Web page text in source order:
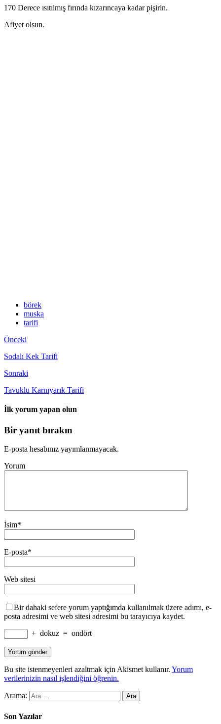
170 Derece ısıtılmış fırında kızarıncaya kadar pişirin.
Afiyet olsun.
börek
muska
tarifi
Önceki
Sodalı Kek Tarifi
Sonraki
Tavuklu Karnıyarık Tarifi
İlk yorum yapan olun
Bir yanıt bırakın
E-posta hesabınız yayımlanmayacak.
Yorum
İsim*
E-posta*
Web sitesi
Bir dahaki sefere yorum yaptığımda kullanılmak üzere adımı, e-
posta adresimi ve web sitesi adresimi bu tarayıcıya kaydet.
+ dokuz = ondört
Bu site istenmeyenleri azaltmak için Akismet kullanır. Yorum
verilerinizin nasıl işlendiğini öğrenin.
Arama:
Son Yazılar